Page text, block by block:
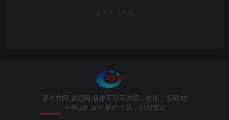
暂无评论内容
蓝色空间-资源网,收集互联网资源，包括：源码,电
子书,pdf,素材,软件下载，原创资源